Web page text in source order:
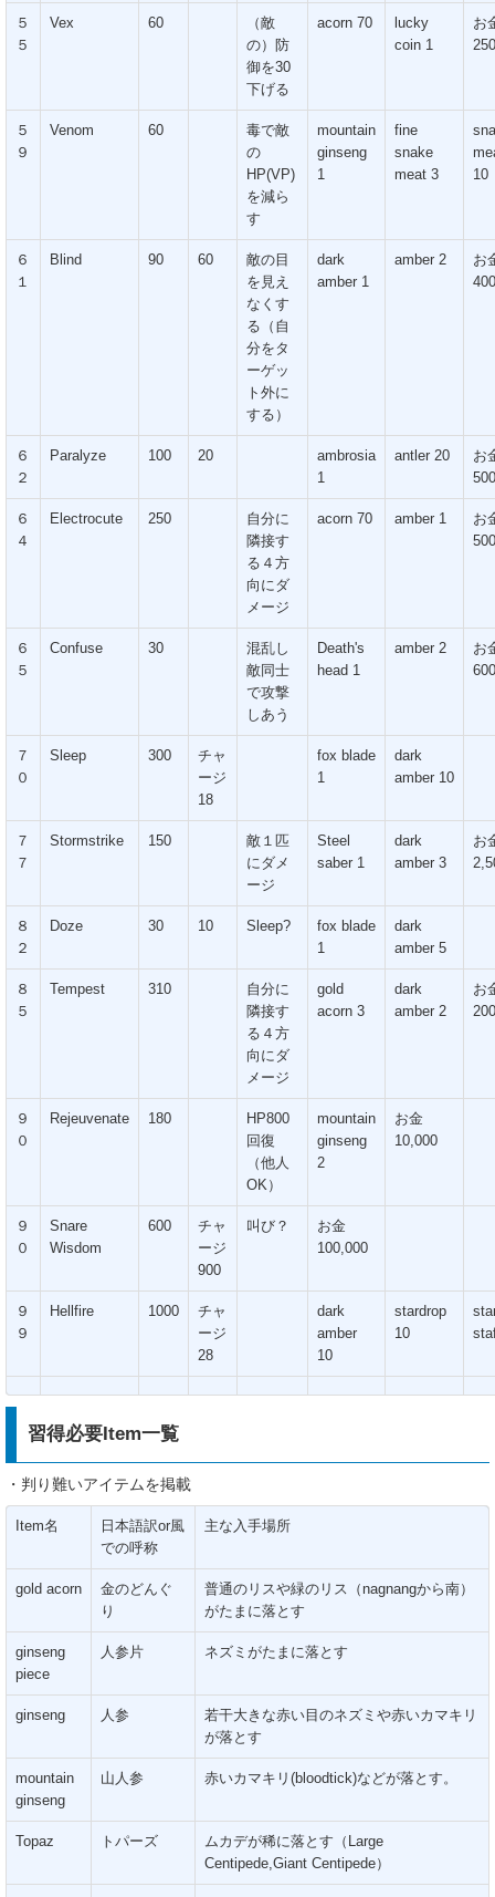
５
５
Vex 60
（敵
の）防
御を30
下げる
acorn 70
lucky
coin 1
お
250
５
９
Venom 60
毒で敵
の
HP(VP)
を減ら
す
mountain
ginseng
1
fine
snake
meat 3
10
６
１
Blind 90 60
敵の目
を見え
なくす
る（自
分をタ
ーゲッ
ト外に
する）
dark
amber 1
amber 2
お
400
６
２
Paralyze 100 20
ambrosia
1
antler 20
お
500
６
４
Electrocute 250
自分に
隣接す
る４方
向にダ
メージ
acorn 70 amber 1
お
500
６
５
Confuse 30
混乱し
敵同士
で攻撃
しあう
Death's
head 1
amber 2
お
600
７
０
Sleep 300
チャ
ージ
18
fox blade
1
dark
amber 10
７
７
Stormstrike 150
敵１匹
にダメ
ージ
Steel
saber 1
dark
amber 3
お
８
２
Doze 30 10 Sleep?
fox blade
1
dark
amber 5
８
５
Tempest 310
自分に
隣接す
る４方
向にダ
メージ
gold
acorn 3
dark
amber 2
お
９
０
Rejeuvenate 180
HP800
回復
（他人
OK）
mountain
ginseng
2
お金
10,000
９
０
Snare
Wisdom
600
チャ
ージ
900
叫び？
お金
100,000
９
９
Hellfire 1000
チャ
ージ
28
dark
amber
10
stardrop
10
習得必要Item一覧
・判り難いアイテムを掲載
Item名
日本語訳or風
での呼称
主な入手場所
gold acorn
金のどんぐ
り
普通のリスや緑のリス（nagnangから南）
がたまに落とす
ginseng
piece
人参片 ネズミがたまに落とす
ginseng 人参
若干大きな赤い目のネズミや赤いカマキリ
が落とす
mountain
ginseng
山人参 赤いカマキリ(bloodtick)などが落とす。
Topaz トパーズ
ムカデが稀に落とす（Large
Centipede,Giant Centipede）